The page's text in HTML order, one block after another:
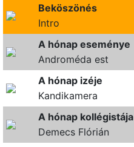
Beköszönés
Intro
A hónap eseménye
Androméda est
A hónap izéje
Kandikamera
A hónap kollégistája
Demecs Flórián